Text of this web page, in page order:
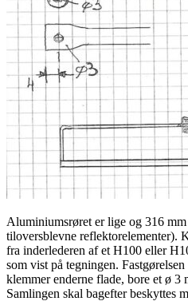
Aluminiumsrøret er lige og 316
tiloversblevne reflektorelementer).
fra inderlederen af et H100 eller
som vist på tegningen.
klemmer enderne flade, bore et ø 3
Samlingen skal bagefter beskyttes